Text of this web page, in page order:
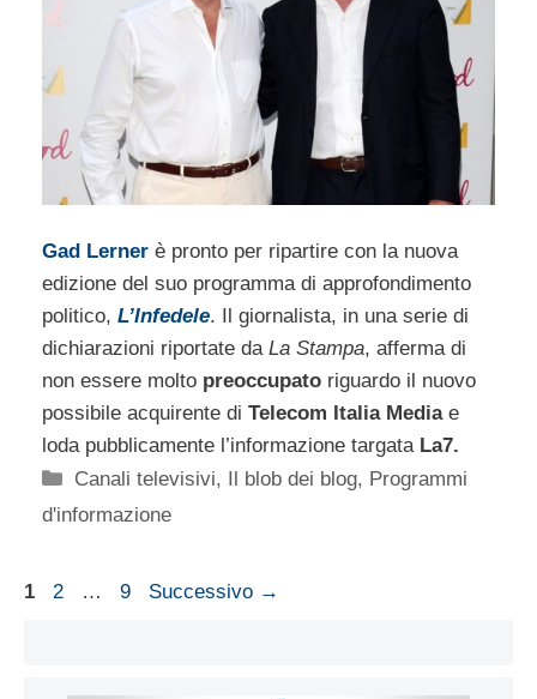
Gad Lerner è pronto per ripartire con la nuova
edizione del suo programma di approfondimento
politico, L’Infedele. Il giornalista, in una serie di
dichiarazioni riportate daLa Stampa, afferma di
non essere molto preoccupato riguardo il nuovo
possibile acquirente di Telecom Italia Mediae
loda pubblicamente l’informazione targata La7.
Categorie
Canali televisivi, Il blob dei blog, Programmi
d'informazione
Pagina
1 Pagina
2 … Pagina
9 Successivo →